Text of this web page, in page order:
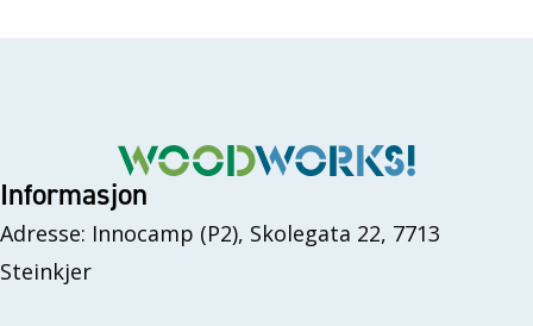
Informasjon
Adresse: Innocamp (P2), Skolegata 22, 7713
Steinkjer